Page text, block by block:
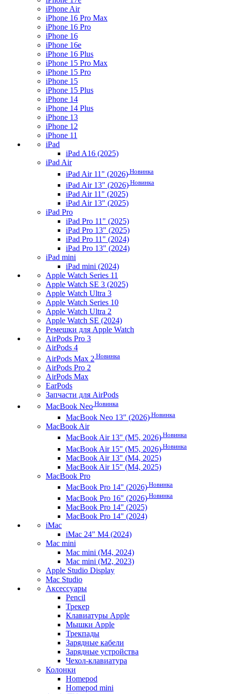
iPhone Air
iPhone 16 Pro Max
iPhone 16 Pro
iPhone 16
iPhone 16e
iPhone 16 Plus
iPhone 15 Pro Max
iPhone 15 Pro
iPhone 15
iPhone 15 Plus
iPhone 14
iPhone 14 Plus
iPhone 13
iPhone 12
iPhone 11
iPad
iPad A16 (2025)
iPad Air
iPad Air 11" (2026) Новинка
iPad Air 13" (2026) Новинка
iPad Air 11" (2025)
iPad Air 13" (2025)
iPad Pro
iPad Pro 11" (2025)
iPad Pro 13" (2025)
iPad Pro 11" (2024)
iPad Pro 13" (2024)
iPad mini
iPad mini (2024)
Apple Watch Series 11
Apple Watch SE 3 (2025)
Apple Watch Ultra 3
Apple Watch Series 10
Apple Watch Ultra 2
Apple Watch SE (2024)
Ремешки для Apple Watch
AirPods Pro 3
AirPods 4
AirPods Max 2 Новинка
AirPods Pro 2
AirPods Max
EarPods
Запчасти для AirPods
MacBook Neo Новинка
MacBook Neo 13" (2026) Новинка
MacBook Air
MacBook Air 13" (M5, 2026) Новинка
MacBook Air 15" (M5, 2026) Новинка
MacBook Air 13" (M4, 2025)
MacBook Air 15" (M4, 2025)
MacBook Pro
MacBook Pro 14" (2026) Новинка
MacBook Pro 16" (2026) Новинка
MacBook Pro 14" (2025)
MacBook Pro 14" (2024)
iMac
iMac 24" M4 (2024)
Mac mini
Mac mini (M4, 2024)
Mac mini (M2, 2023)
Apple Studio Display
Mac Studio
Аксессуары
Pencil
Трекер
Клавиатуры Apple
Мышки Apple
Трекпады
Зарядные кабели
Зарядные устройства
Чехол-клавиатура
Колонки
Homepod
Homepod mini